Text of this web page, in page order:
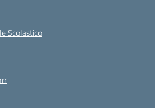
Scolastico